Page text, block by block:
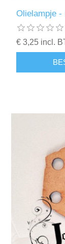
Olielampje -
€ 3,25 incl.